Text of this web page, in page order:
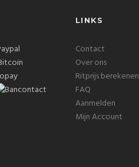
LINKS
Contact
Over ons
Ritprijs berekenen
FAQ
Aanmelden
Mijn Account